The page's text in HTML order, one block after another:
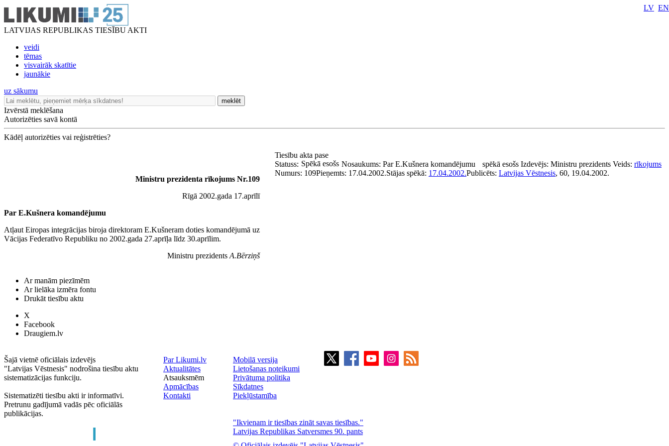
LATVIJAS REPUBLIKAS TIESĪBU AKTI
veidi
tēmas
visvairāk skatītie
jaunākie
LV EN
uz sākumu
meklēt
Izvērstā meklēšana
Autorizēties savā kontā
Kādēļ autorizēties vai reģistrēties?
Ministru prezidenta rīkojums Nr.109
Rīgā 2002.gada 17.aprīlī
Par E.Kušnera komandējumu
Atļaut Eiropas integrācijas biroja direktoram E.Kušneram doties komandējumā uz
Vācijas Federatīvo Republiku no 2002.gada 27.aprīļa līdz 30.aprīlim.
Ministru prezidents A.Bērziņš
Tiesību akta pase
Nosaukums: Par E.Kušnera komandējumu
Statuss: Spēkā esošs spēkā esošs Izdevējs: Ministru prezidents Veids: rīkojums
Numurs: 109Pieņemts: 17.04.2002.Stājas spēkā: 17.04.2002.Publicēts: Latvijas Vēstnesis, 60, 19.04.2002.
Ar manām piezīmēm
Ar lielāka izmēra fontu
Drukāt tiesību aktu
X
Facebook
Draugiem.lv
Šajā vietnē oficiālais izdevējs
"Latvijas Vēstnesis" nodrošina tiesību aktu
sistematizācijas funkciju.
Sistematizēti tiesību akti ir informatīvi.
Pretrunu gadījumā vadās pēc oficiālās
publikācijas.
Par Likumi.lv
Aktualitātes
Atsauksmēm
Apmācības
Kontakti
Mobilā versija
Lietošanas noteikumi
Privātuma politika
Sīkdatnes
Piekļūstamība
"Ikvienam ir tiesības zināt savas tiesības."
Latvijas Republikas Satversmes 90. pants